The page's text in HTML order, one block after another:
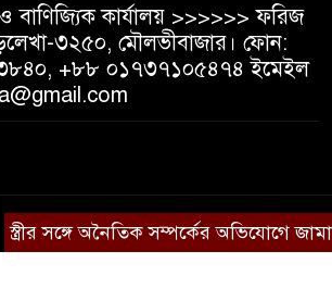
উদযাপন
ও বাণিজ্যিক কার্যালয় >>>>>> ফরিজ
৩২৫০, মৌলভীবাজার। ফোন:
+৮৮ ০১৭৩৭১০৫৪৭৪ ইমেইল
© ষাটমা মিডিয়া লিমিটেড
সঙ্গে অনৈতিক সম্পর্কের অভিযোগে